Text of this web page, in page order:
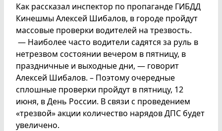
Как рассказал инспектор по пропаганде ГИБДД
Кинешмы Алексей Шибалов, в городе пройдут
массовые проверки водителей на трезвость.
— Наиболее часто водители садятся за руль в
нетрезвом состоянии вечером в пятницу, в
праздничные и выходные дни, — говорит
Алексей Шибалов. – Поэтому очередные
сплошные проверки пройдут в пятницу, 12
июня, в День России. В связи с проведением
«трезвой» акции количество нарядов ДПС будет
увеличено.